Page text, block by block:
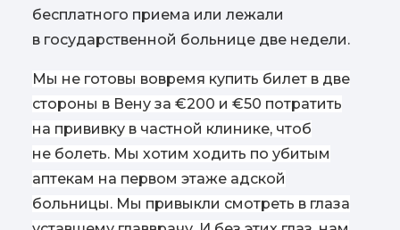
бесплатного приема или лежали
в государственной больнице две недели.
Мы не готовы вовремя купить билет в две
стороны в Вену за €200 и €50 потратить
на прививку в частной клинике, чтоб
не болеть. Мы хотим ходить по убитым
аптекам на первом этаже адской
больницы. Мы привыкли смотреть в глаза